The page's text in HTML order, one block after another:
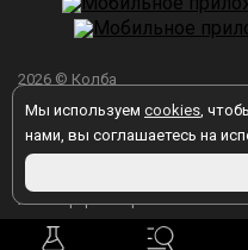
Мы используем cookies,
нами, вы соглашаетесь на
2026 © Колба
Вы принимаете условия
персональных данных
любой форме обратной связи на